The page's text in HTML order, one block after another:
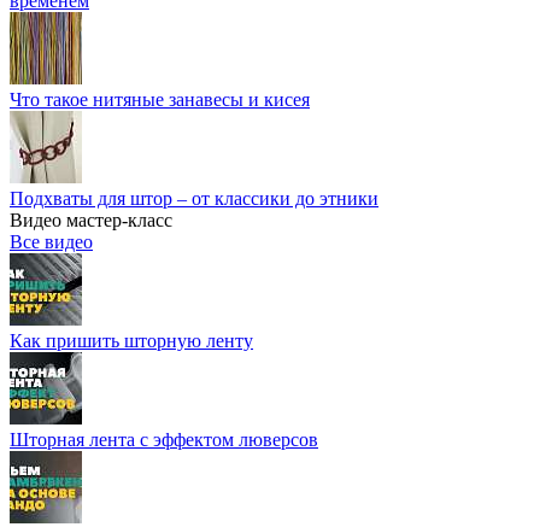
Что такое нитяные занавесы и кисея
Подхваты для штор – от классики до этники
Видео мастер-класс
Все видео
Как пришить шторную ленту
Шторная лента с эффектом люверсов